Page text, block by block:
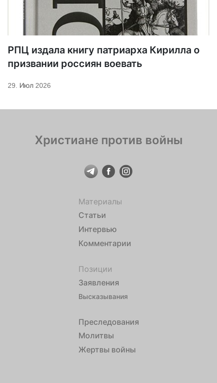
РПЦ издала книгу патриарха Кирилла о
призвании россиян воевать
29. Июл 2026
Христиане против войны
Материалы
Статьи
Интервью
Комментарии
Позиции
Заявления
Высказывания
Преследования
Молитвы
Жертвы войны